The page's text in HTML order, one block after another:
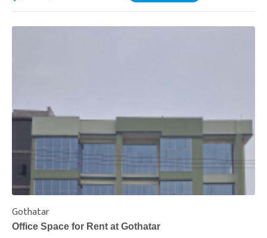
Gothatar
Office Space for Rent at Gothatar